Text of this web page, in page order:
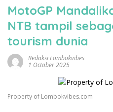
MotoGP
NTB tampil
tourism dunia
Redaksi Lombokvibes
1 October 2025
Property of Lombokvibes.com